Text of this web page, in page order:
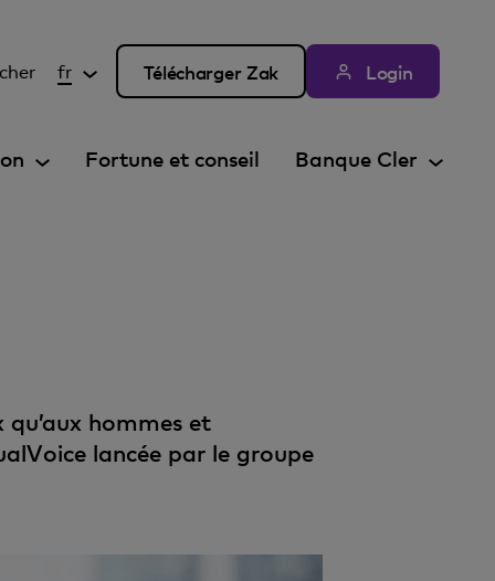
fr Télécharger Zak Login
Fortune et conseil Banque Cler
hommes et
lancée par le groupe